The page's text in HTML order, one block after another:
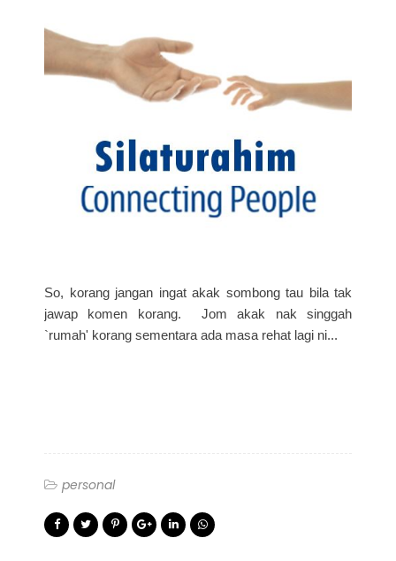
So, korang jangan ingat akak sombong tau bila tak
jawap komen korang. Jom akak nak singgah
`rumah' korang sementara ada masa rehat lagi ni...
personal